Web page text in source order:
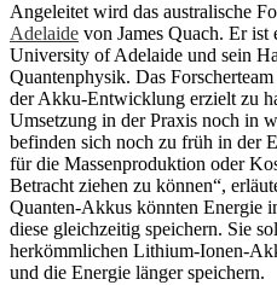
Angeleitet wird das australische
Adelaide von James Quach. Er
University of Adelaide und sein
Quantenphysik. Das
der Akku-Entwicklung erzielt zu
Umsetzung in der Praxis noch in
befinden sich noch zu früh in der
für die Massenproduktion oder
Betracht ziehen zu können“,
Quanten-Akkus könnten Energie
diese gleichzeitig speichern. Sie
herkömmlichen Lithium-Ionen-
und die Energie länger speichern.